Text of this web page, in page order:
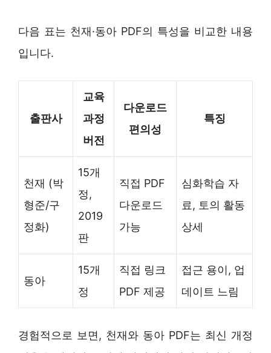
다음 표는 천재·동아 PDF의 특성을 비교한 내용
입니다.
출판사
교육
과정
버전
다운로드
편의성
특징
천재 (박
형준/구
정화)
15개
정,
2019
판
직접 PDF
다운로드
가능
심화학습 자
료, 토의 활동
상세
동아
15개
정
직접 링크
PDF 제공
접근 용이, 업
데이트 느림
경험적으로 보면, 천재와 동아 PDF는 최신 개정